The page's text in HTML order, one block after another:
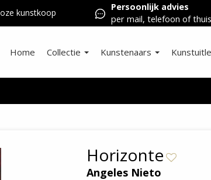
kunstkoop
Persoonlijk advies
per mail, telefoon of thuis
Home Collectie Kunstenaars
Horizonte
Angeles Nieto